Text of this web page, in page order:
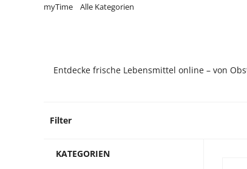
myTime Alle Kategorien
Entdecke frische Lebensmittel online – von
Filter
KATEGORIEN